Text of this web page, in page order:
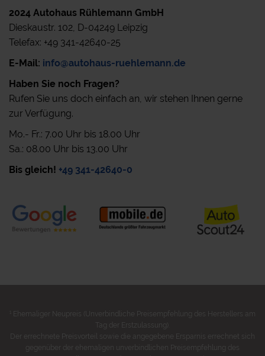
2024 Autohaus Rühlemann GmbH
Dieskaustr. 102, D-04249 Leipzig
Telefax: +49 341-42640-25
E-Mail: info@autohaus-ruehlemann.de
Haben Sie noch Fragen?
Rufen Sie uns doch einfach an, wir stehen Ihnen gerne
zur Verfügung.
Mo.- Fr.: 7.00 Uhr bis 18.00 Uhr
Sa.: 08.00 Uhr bis 13.00 Uhr
Bis gleich! +49 341-42640-0
Ehemaliger Neupreis (Unverbindliche Preisempfehlung des Herstellers am
Tag der Erstzulassung).
Der errechnete Preisvorteil sowie die angegebene Ersparnis errechnet sich
gegenüber der ehemaligen unverbindlichen Preisempfehlung des